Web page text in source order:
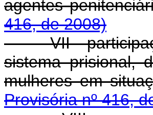
agentes
416, de 2008)
VII - participação
sistema prisional,
mulheres em
Provisória nº 416,